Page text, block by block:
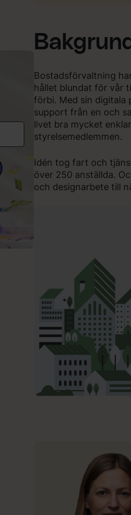
Bakgrund
Bostadsförvaltning
hållet blundat för vår
förbi. Med sin digitala
support från en och
livet bra mycket
styrelsemedlemmen.
Idén tog fart och
över 250 anställda.
och designarbete till